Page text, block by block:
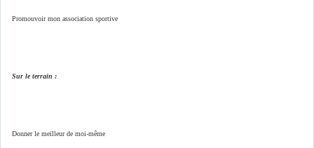
Promouvoir mon association sportive
Sur le terrain :
Donner le meilleur de moi-même